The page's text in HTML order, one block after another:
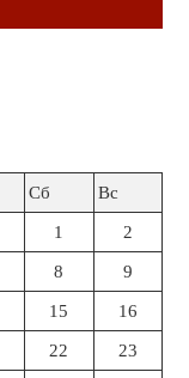
Сб Вс
1 2
8 9
15 16
22 23